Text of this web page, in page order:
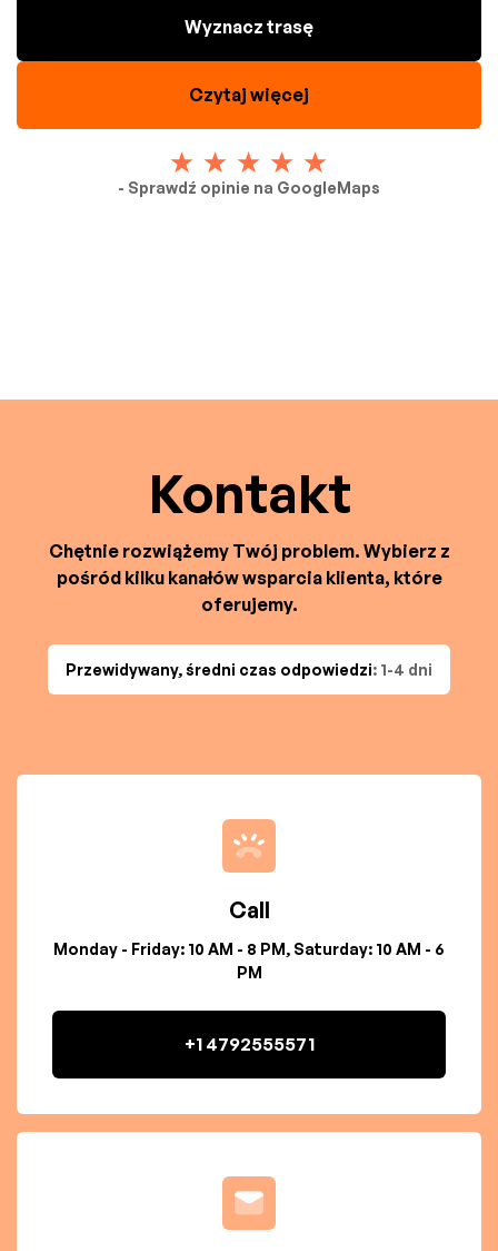
Wyznacz trasę
Czytaj więcej
- Sprawdź opinie na GoogleMaps
Kontakt
Chętnie rozwiążemy Twój problem. Wybierz z
pośród kilku kanałów wsparcia klienta, które
oferujemy.
Przewidywany, średni czas odpowiedzi: 1-4 dni
Call
Monday - Friday: 10 AM - 8 PM, Saturday: 10 AM - 6
PM
+1 4792555571